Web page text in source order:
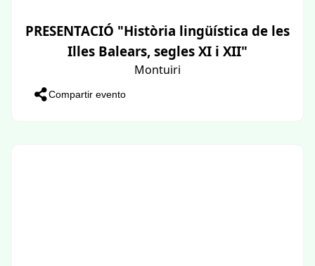
PRESENTACIÓ "Història lingüística de les
Illes Balears, segles XI i XII"
Montuiri
Compartir evento